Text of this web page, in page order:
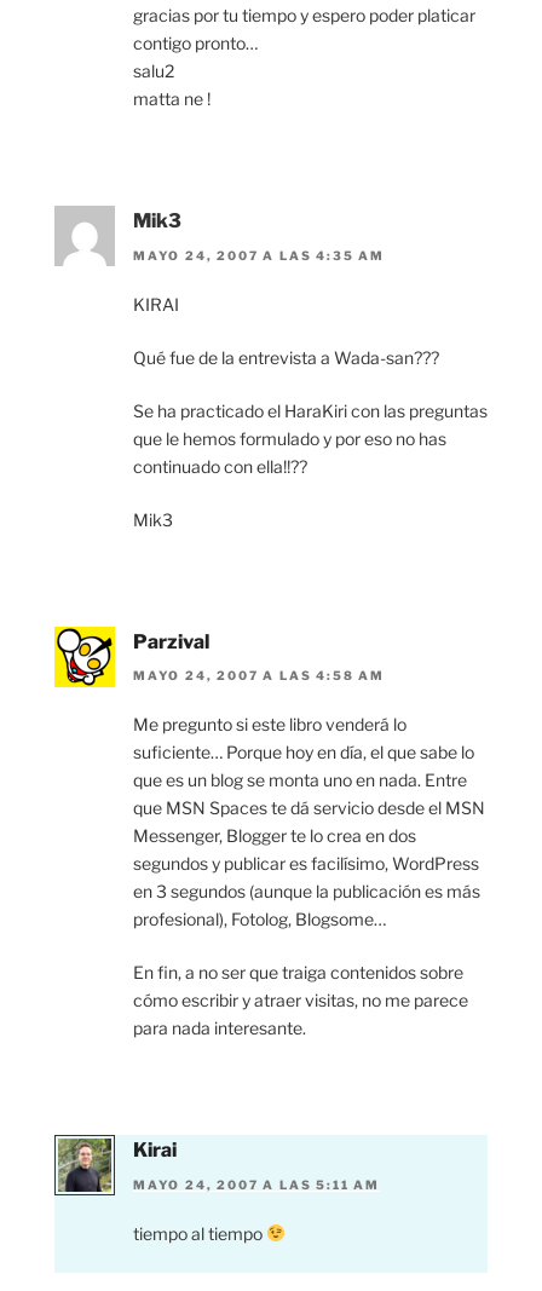
gracias por tu tiempo y espero poder platicar
contigo pronto…
salu2
matta ne !
Mik3
MAYO 24, 2007 A LAS 4:35 AM
KIRAI
Qué fue de la entrevista a Wada-san???
Se ha practicado el HaraKiri con las preguntas
que le hemos formulado y por eso no has
continuado con ella!!??
Mik3
Parzival
MAYO 24, 2007 A LAS 4:58 AM
Me pregunto si este libro venderá lo
suficiente… Porque hoy en día, el que sabe lo
que es un blog se monta uno en nada. Entre
que MSN Spaces te dá servicio desde el MSN
Messenger, Blogger te lo crea en dos
segundos y publicar es facilísimo, WordPress
en 3 segundos (aunque la publicación es más
profesional), Fotolog, Blogsome…
En fin, a no ser que traiga contenidos sobre
cómo escribir y atraer visitas, no me parece
para nada interesante.
Kirai
MAYO 24, 2007 A LAS 5:11 AM
tiempo al tiempo